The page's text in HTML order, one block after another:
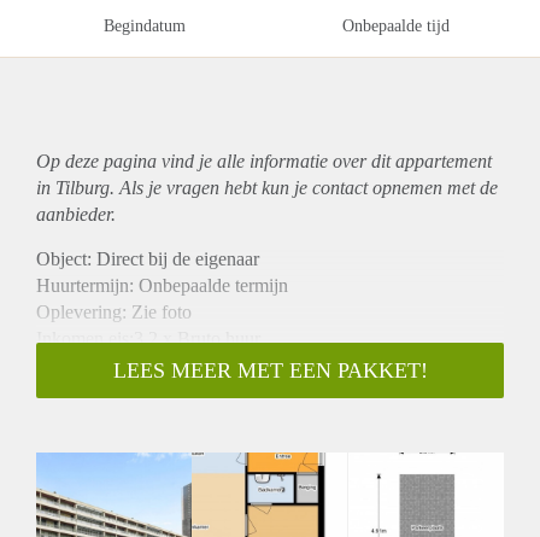
Begindatum Onbepaalde tijd
Op deze pagina vind je alle informatie over ditappartement
in Tilburg. Als je vragen hebt kun je contact opnemen met de
aanbieder.
Object: Direct bij de eigenaar
Huurtermijn: Onbepaalde termijn
Oplevering: Zie foto
Inkomen eis:3,2 x Bruto huur
Garantiestelling mogelijk: Ja
Borg: 1 Maand
Huisdieren toegestaan: Afhankelijk van de Eigenaar
Huurtoeslag grens: Nee
Geschikt voor studenten: Afhankelijk van de Eigenaar
LEES MEER MET EEN PAKKET!